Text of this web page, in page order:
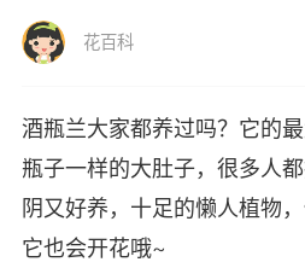
花百科
酒瓶兰大家都养过吗？它的
瓶子一样的大肚子，很多人
阴又好养，十足的懒人植物
它也会开花哦~